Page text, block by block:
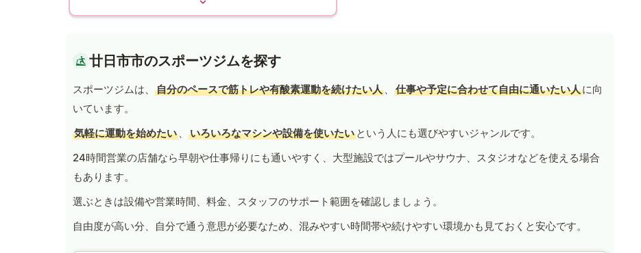
廿日市市のスポーツジムを探す
スポーツジムは、 自分のペースで筋トレや有酸素運動を続けたい人 、 仕事や予定に合わせて自由に通いたい人に向
いています。
気軽に運動を始めたい 、 いろいろなマシンや設備を使いたい という人にも選びやすいジャンルです。
24時間営業の店舗なら早朝や仕事帰りにも通いやすく、大型施設ではプールやサウナ、スタジオなどを使える場合
もあります。
選ぶときは設備や営業時間、料金、スタッフのサポート範囲を確認しましょう。
自由度が高い分、自分で通う意思が必要なため、混みやすい時間帯や続けやすい環境かも見ておくと安心です。